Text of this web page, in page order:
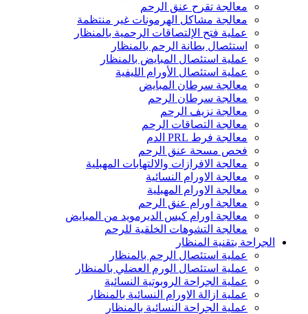
معالجة تقرح عنق الرحم
معالجة مشاكل الهرمونات غير منتظمة
عملية فتح الإلتصاقات الرحمية بالمنظار
استئصال بطانة الرحم بالمنظار
عملية استئصال المبايض بالمنظار
عملية استئصال الأورام الليفية
معالجة سرطان المبايض
معالجة سرطان الرحم
معالجة نزيف الرحم
معالجة التصاقات الرحم
معالجة فرط PRL الدم
فحص مسحة عنق الرحم
معالجة الافرازات والالتهابات المهبلية
معالجة الاورام النسائية
معالجة الاورام المهبلية
معالجة اورام عنق الرحم
معالجة اورام كيس الديرمويد من المبايض
معالجة التشوهات الخلقية للرحم
الجراحة بتقنية المنظار
عملية استئصال الرحم بالمنظار
عملية استئصال الورم العضلي بالمنظار
عملية الجراحة الروبوتية النسائية
عملية ازالة الاورام النسائية بالمنظار
عملية الجراحة النسائية بالمنظار